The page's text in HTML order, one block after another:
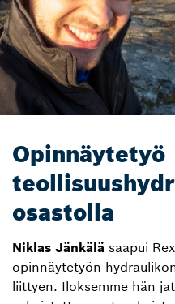
Opinnäytetyö
osastolla
Niklas Jänkälä saapui
opinnäytetyön
liittyen. Iloksemme hän